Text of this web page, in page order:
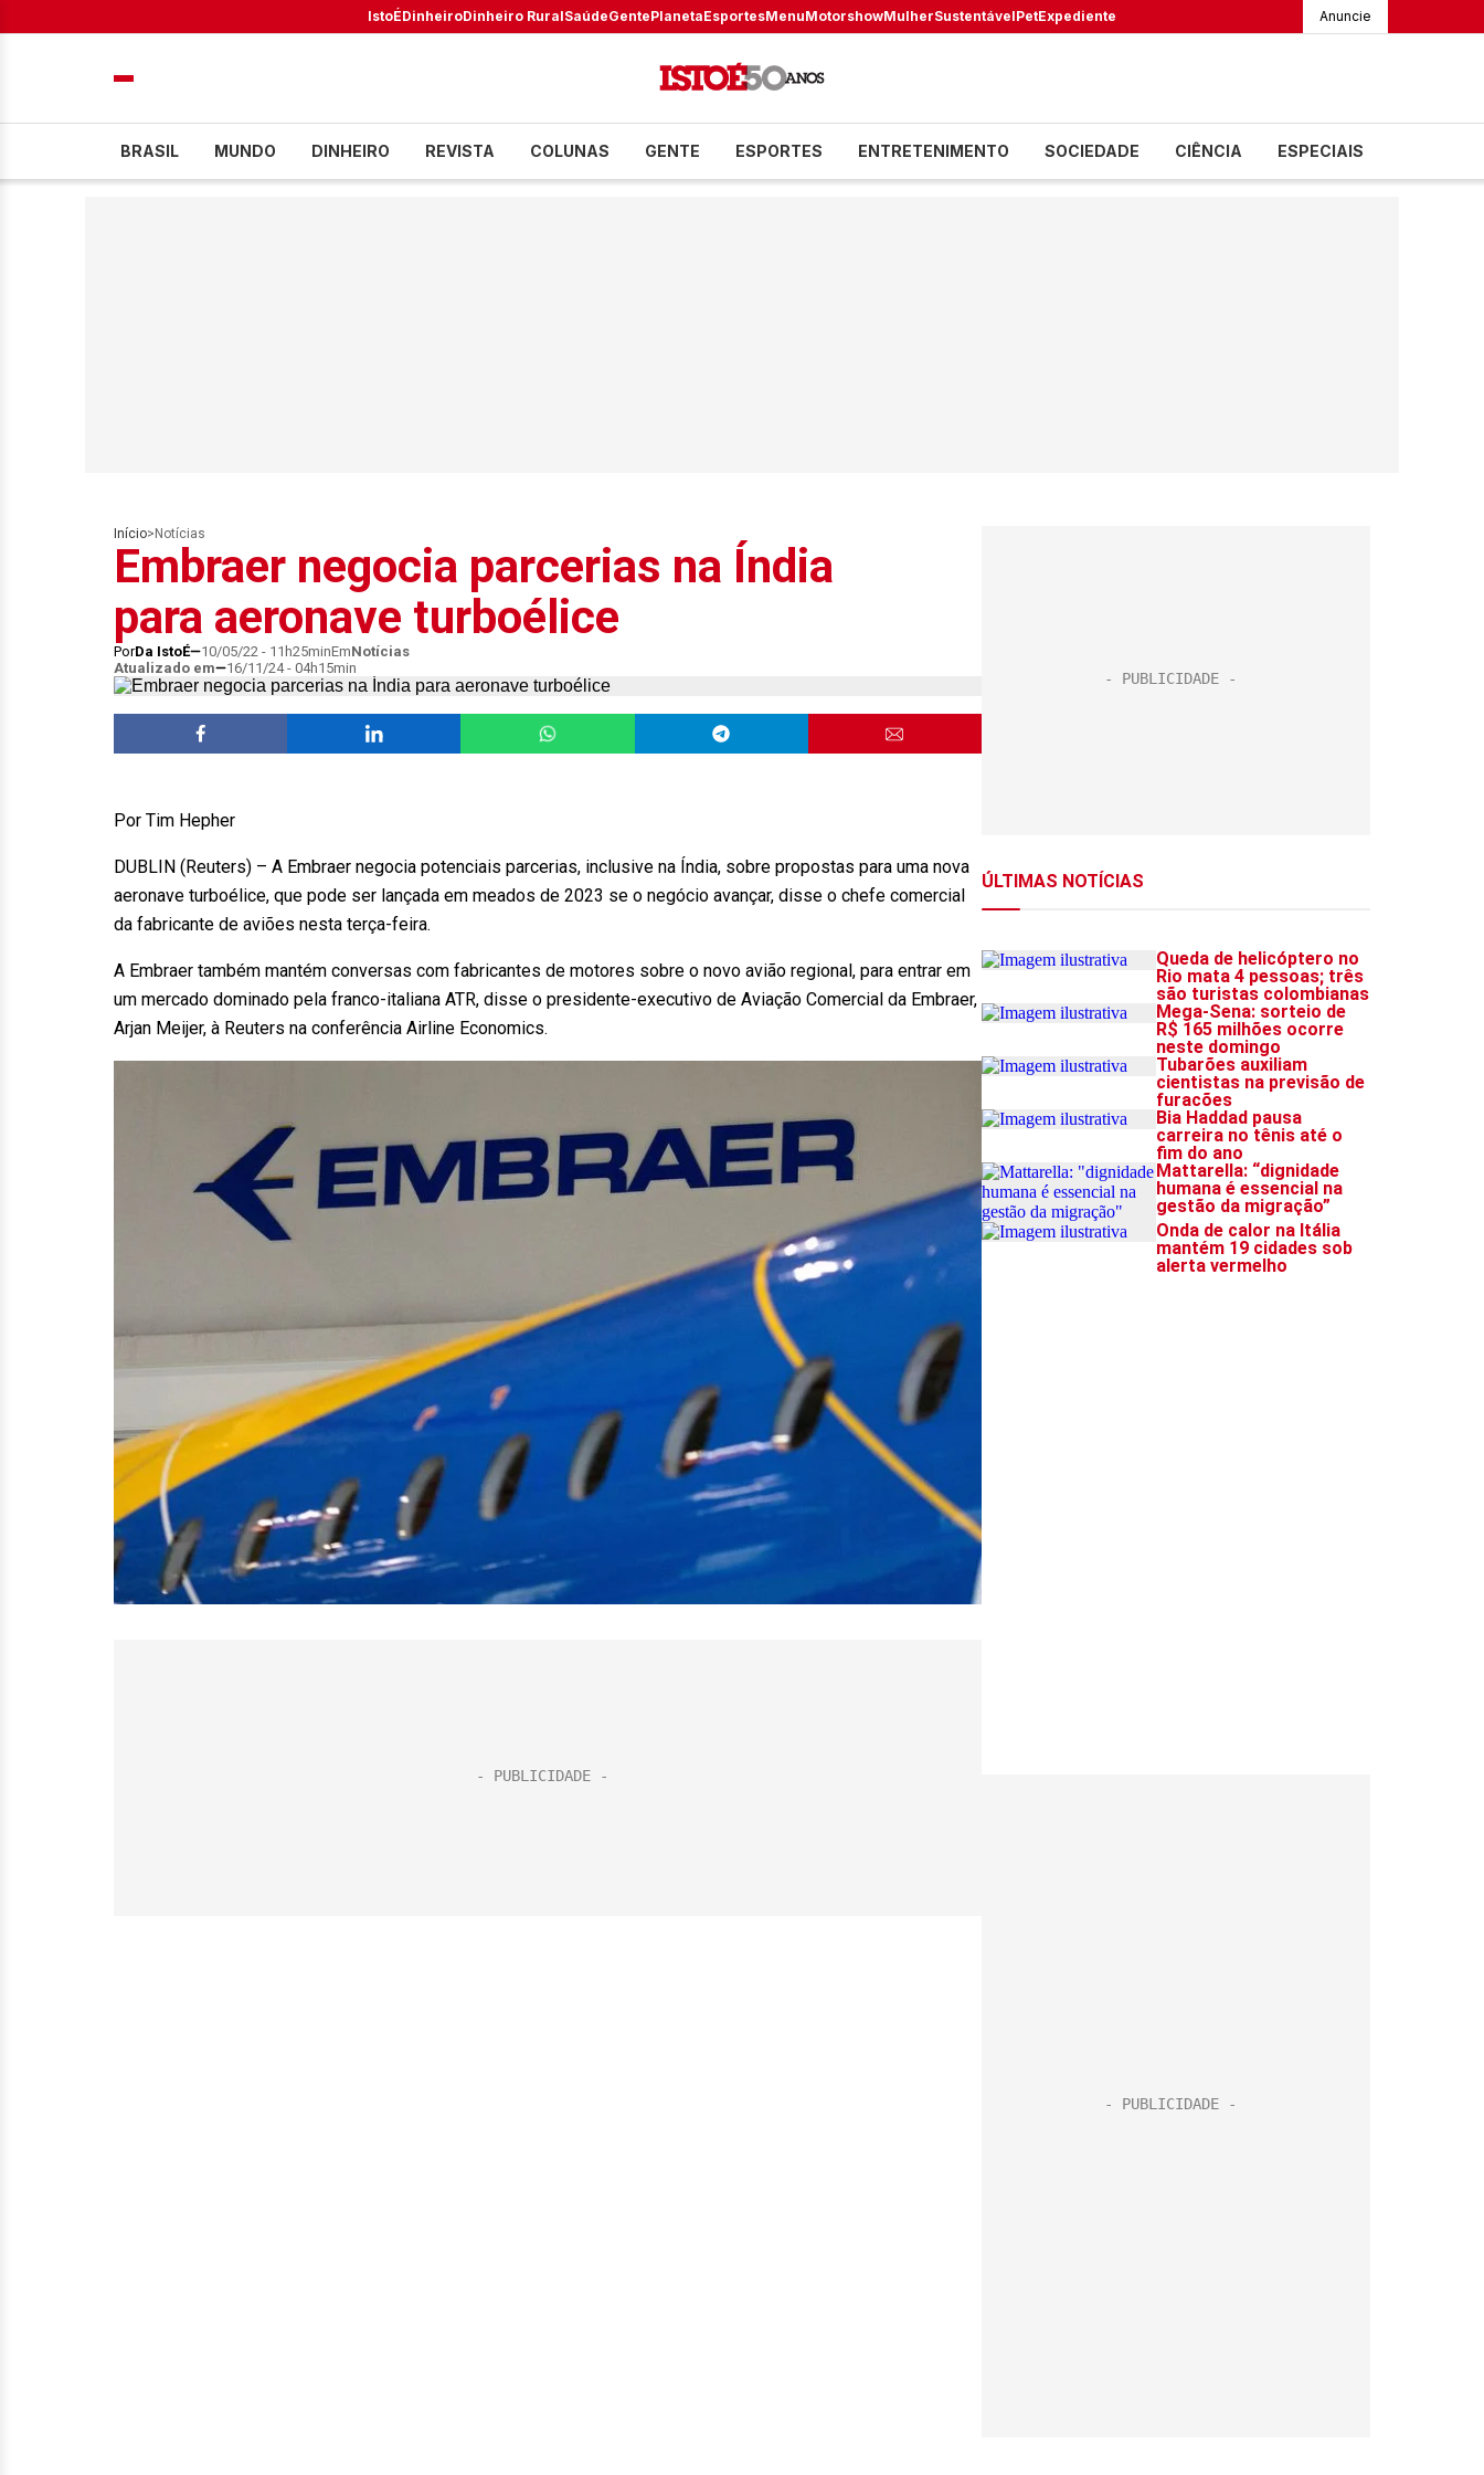
IstoÉDinheiroDinheiro RuralSaúdeGentePlanetaEsportesMenuMotorshowMulherSustentávelPetExpediente Anuncie
BRASIL MUNDO DINHEIRO REVISTA COLUNAS GENTE ESPORTES ENTRETENIMENTO SOCIEDADE CIÊNCIA ESPECIAIS
Início> Notícias
Embraer negocia parcerias na Índia
para aeronave turboélice
PorDa IstoÉ 10/05/22 - 11h25minEmNotícias
Atualizado em
16/11/24 - 04h15min
Por Tim Hepher
DUBLIN (Reuters) – A Embraer negocia potenciais parcerias, inclusive na Índia, sobre propostas para uma nova
aeronave turboélice, que pode ser lançada em meados de 2023 se o negócio avançar, disse o chefe comercial
da fabricante de aviões nesta terça-feira.
A Embraer também mantém conversas com fabricantes de motores sobre o novo avião regional, para entrar em
um mercado dominado pela franco-italiana ATR, disse o presidente-executivo de Aviação Comercial da Embraer,
Arjan Meijer, à Reuters na conferência Airline Economics.